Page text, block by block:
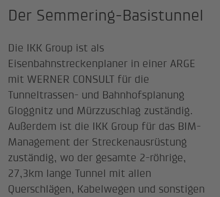
Der Semmering-Basistunnel
Die IKK Group ist als
Eisenbahnstreckenplaner in einer ARGE
mit WERNER CONSULT für die
Tunneltrassen- und Bahnhofsplanung
Gloggnitz und Mürzzuschlag zuständig.
Außerdem ist die IKK Group für das BIM-
Management der Streckenausrüstung
zuständig, wo der gesamte 2-röhrige,
27,3km lange Tunnel mit allen
Querschlägen, Kabelwegen und sonstigen